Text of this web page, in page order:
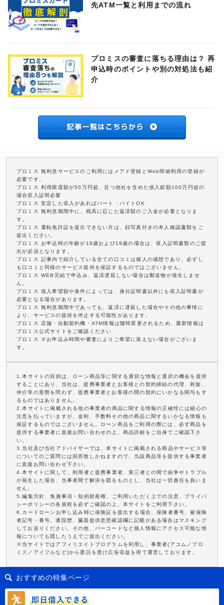
先ATM一覧と利用までの流れ
プロミスの審査に落ちる理由は？ 再
申込時のポイントや別の対処法も紹
介
プロミス 無利息サービスのご利用にはメアド登録とWeb明細利用の登録が
必要です。
プロミス 利用限度額が50万円超、且つ他社を含めた借入総額100万円超の
場合収入証明必要
プロミス 安定した収入があればパート・バイトOK
プロミス 無利息期間中に、残高に応じた返済額のご入金が必要となりま
す。
プロミス 運転免許証を提出できない方は、顔写真付きの本人確認書類をご
提出ください。
プロミス お申込時の年齢が18歳および19歳の場合は、収入証明書類のご提
出が必須となります。
プロミス 記事内で紹介している全ての口コミは個人の感想であり、必ずし
も口コミと同様のサービス提供を保証するものではございません。
プロミス WEB完結で申込み、返済遅延しない場合は郵送物が発生しませ
ん。
プロミス 借入希望額や条件によっては、身分証明書以外にも収入証明書が
必要となる場合があります。
プロミス 無利息期間中であっても、返済に遅延した場合やその他の事情に
より、サービスの提供を停止する可能性があります。
プロミス 店舗・自動契約機・ATM情報は随時変更されるため、最新情報は
プロミス公式サイトをご確認ください
プロミス ※お申込み時間や審査によりご希望に添えない場合がございま
す。
1.本サイトの目的は、ローン商品等に関する適切な情報と選択の機会を提供
することにあり、当社は、提携事業者とお客様との契約締結の代理、斡旋、
仲介等の形態を問わず、提携事業者とお客様の間の契約にいかなる関与もす
るものではありません。
2.本サイトに掲載される他の事業者の商品に関する情報の正確性には細心の
注意を払っていますが、金利、手数料その他の商品に関するいかなる情報も
保証するものではございません。ローン商品をご利用の際には、必ず商品を
提供する事業者に直接お問い合わせの上、商品詳細をご自身でご確認下さ
い。
3.当社及び当社アドバイザーでは、本サイトに掲載される商品やサービス等
についてのご質問には回答致しかねますので、当該商品等を提供する事業者
に直接お問い合わせ下さい。
4.本サイトに関して、利用者と提携事業者、第三者との間で紛争やトラブル
が発生した場合、当事者間で解決を図るものとし、当社は一切責任を負いま
せん。
5.編集方針、免責事項・知的財産権、ご利用いただく上での注意、プライバ
シーポリシーの各規程を必ずご確認の上、本サイトをご利用下さい。
6.カードローンお申し込み時に保険証を提出する場合、保険者番号、被保険
者記号・番号、通院歴、臓器提供意思確認欄に記載がある場合はマスキング
してお送りください。その他、バーコードなど個人情報にアクセス可能な情
報についても隠したうえでご提出ください。
※当サイトではアフィリエイトプログラムを利用し、事業者(アコム／プロ
ミス／アイフルなど)から委託を受け広告収益を得て運営しております。
おすすめの特集ページ